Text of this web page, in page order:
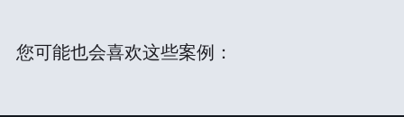
您可能也会喜欢这些案例：